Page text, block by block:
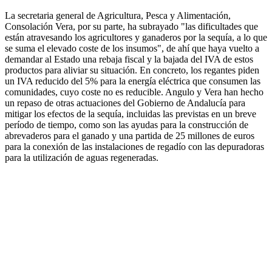
La secretaria general de Agricultura, Pesca y Alimentación,
Consolación Vera, por su parte, ha subrayado "las dificultades que
están atravesando los agricultores y ganaderos por la sequía, a lo que
se suma el elevado coste de los insumos", de ahí que haya vuelto a
demandar al Estado una rebaja fiscal y la bajada del IVA de estos
productos para aliviar su situación. En concreto, los regantes piden
un IVA reducido del 5% para la energía eléctrica que consumen las
comunidades, cuyo coste no es reducible. Angulo y Vera han hecho
un repaso de otras actuaciones del Gobierno de Andalucía para
mitigar los efectos de la sequía, incluidas las previstas en un breve
período de tiempo, como son las ayudas para la construcción de
abrevaderos para el ganado y una partida de 25 millones de euros
para la conexión de las instalaciones de regadío con las depuradoras
para la utilización de aguas regeneradas.